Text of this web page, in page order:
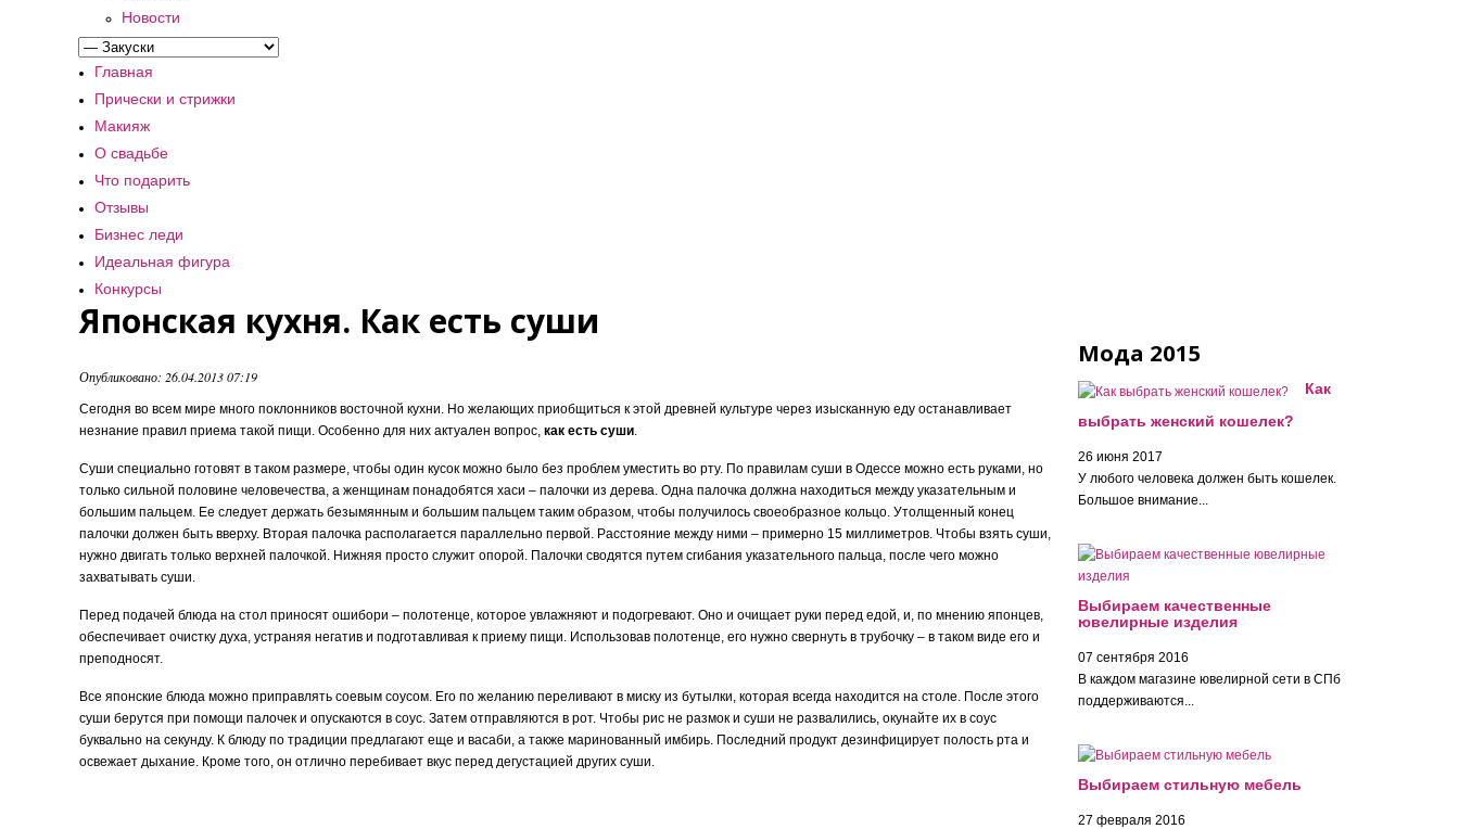
Новости
Главная
Прически и стрижки
Макияж
О свадьбе
Что подарить
Отзывы
Бизнес леди
Идеальная фигура
Конкурсы
Японская кухня. Как есть суши
Опубликовано: 26.04.2013 07:19
Сегодня во всем мире много поклонников восточной кухни. Но желающих приобщиться к этой древней культуре через изысканную еду останавливает
незнание правил приема такой пищи. Особенно для них актуален вопрос, как есть суши.
Суши специально готовят в таком размере, чтобы один кусок можно было без проблем уместить во рту. По правилам суши в Одессе можно есть руками, но
только сильной половине человечества, а женщинам понадобятся хаси – палочки из дерева. Одна палочка должна находиться между указательным и
большим пальцем. Ее следует держать безымянным и большим пальцем таким образом, чтобы получилось своеобразное кольцо. Утолщенный конец
палочки должен быть вверху. Вторая палочка располагается параллельно первой. Расстояние между ними – примерно 15 миллиметров. Чтобы взять суши,
нужно двигать только верхней палочкой. Нижняя просто служит опорой. Палочки сводятся путем сгибания указательного пальца, после чего можно
захватывать суши.
Перед подачей блюда на стол приносят ошибори – полотенце, которое увлажняют и подогревают. Оно и очищает руки перед едой, и, по мнению японцев,
обеспечивает очистку духа, устраняя негатив и подготавливая к приему пищи. Использовав полотенце, его нужно свернуть в трубочку – в таком виде его и
преподносят.
Все японские блюда можно приправлять соевым соусом. Его по желанию переливают в миску из бутылки, которая всегда находится на столе. После этого
суши берутся при помощи палочек и опускаются в соус. Затем отправляются в рот. Чтобы рис не размок и суши не развалились, окунайте их в соус
буквально на секунду. К блюду по традиции предлагают еще и васаби, а также маринованный имбирь. Последний продукт дезинфицирует полость рта и
освежает дыхание. Кроме того, он отлично перебивает вкус перед дегустацией других суши.
Мода 2015
Как
выбрать женский кошелек?
26 июня 2017
У любого человека должен быть кошелек.
Большое внимание...
Выбираем качественные
ювелирные изделия
07 сентября 2016
В каждом магазине ювелирной сети в СПб
поддерживаются...
Выбираем стильную мебель
27 февраля 2016